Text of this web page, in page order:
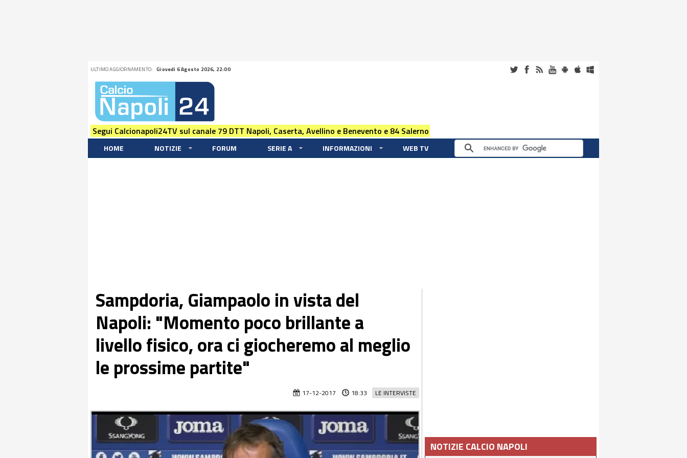
ULTIMO AGGIORNAMENTO: Giovedi 6 Agosto 2026, 22:00
Segui Calcionapoli24TV sul canale 79 DTT Napoli, Caserta, Avellino e Benevento e 84 Salerno
HOME NOTIZIE FORUM SERIE A INFORMAZIONI WEB TV
Sampdoria, Giampaolo in vista del
Napoli: "Momento poco brillante a
livello fisico, ora ci giocheremo al meglio
le prossime partite"
LE INTERVISTE
17-12-2017 18:33
NOTIZIE CALCIO NAPOLI